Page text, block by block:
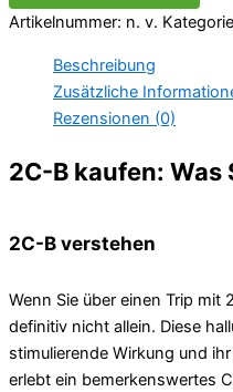
Artikelnummer: n. v.
Beschreibung
Zusätzliche
Rezensionen (0)
2C-B kaufen: Was
2C-B verstehen
Wenn Sie über einen Trip mit
definitiv nicht allein. Diese
stimulierende Wirkung und
erlebt ein bemerkenswertes